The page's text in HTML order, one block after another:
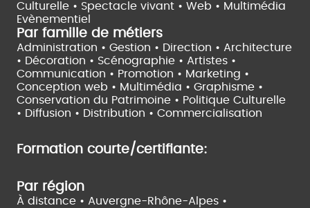
Culturelle • Spectacle vivant • Web • Multimédia
Evènementiel
Par famille de métiers
Administration • Gestion • Direction • Architecture
• Décoration • Scénographie • Artistes •
Communication • Promotion • Marketing •
Conception web • Multimédia • Graphisme •
Conservation du Patrimoine • Politique Culturelle
• Diffusion • Distribution • Commercialisation
Formation courte/certifiante:
Par région
À distance • Auvergne-Rhône-Alpes •